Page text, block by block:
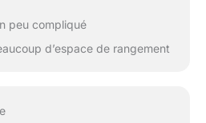
peu compliqué
d’espace de rangement